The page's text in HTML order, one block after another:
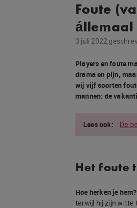
Foute
állemaal
3 juli 2022,
Players en foute
drama en pijn,
wij vijf soorten
mannen: de
De
Het foute
Hoe herken je hem?
terwijl hij zijn witte